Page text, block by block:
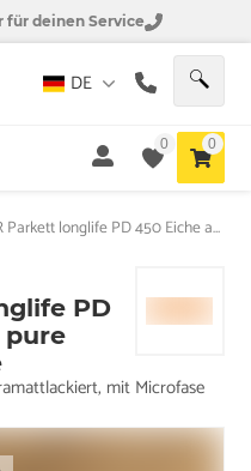
für deinen Service
DE
0 0
MEISTER Parkett longlife PD 450 Eiche authentic pure 9004 Landhausdiele
PD
pure
mit Microfase